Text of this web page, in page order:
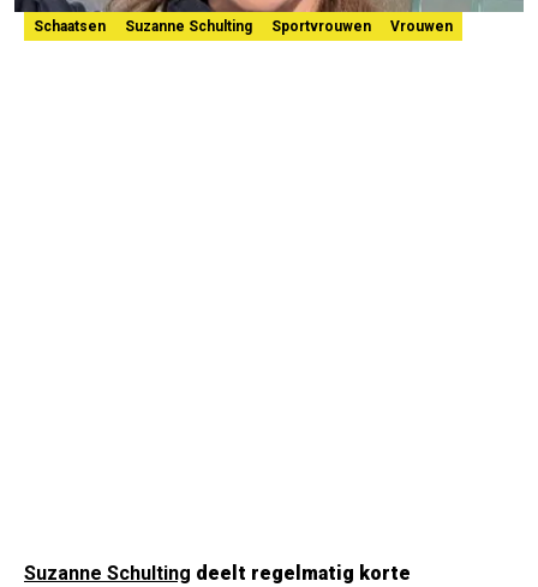
Schaatsen Suzanne Schulting Sportvrouwen Vrouwen
Suzanne Schulting deelt regelmatig korte